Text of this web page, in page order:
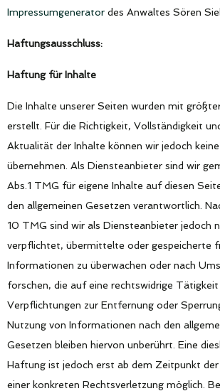
Impressumgenerator des Anwaltes Sören
Haftungsausschluss:
Haftung für Inhalte
Die Inhalte unserer Seiten wurden mit
erstellt. Für die Richtigkeit, Vollständigkeit
Aktualität der Inhalte können wir jedoch
übernehmen. Als Diensteanbieter sind wir
Abs.1 TMG für eigene Inhalte auf diesen
den allgemeinen Gesetzen verantwortlich.
10 TMG sind wir als Diensteanbieter jedoch
verpflichtet, übermittelte oder gespeicherte
Informationen zu überwachen oder nach
forschen, die auf eine rechtswidrige Tätigkeit
Verpflichtungen zur Entfernung oder
Nutzung von Informationen nach den
Gesetzen bleiben hiervon unberührt. Eine
Haftung ist jedoch erst ab dem Zeitpunkt der
einer konkreten Rechtsverletzung möglich.